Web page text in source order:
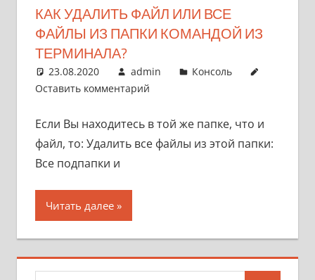
КАК УДАЛИТЬ ФАЙЛ ИЛИ ВСЕ
ФАЙЛЫ ИЗ ПАПКИ КОМАНДОЙ ИЗ
ТЕРМИНАЛА?
23.08.2020 admin
Консоль
Оставить комментарий
Если Вы находитесь в той же папке, что и
файл, то: Удалить все файлы из этой папки:
Все подпапки и
Читать далее